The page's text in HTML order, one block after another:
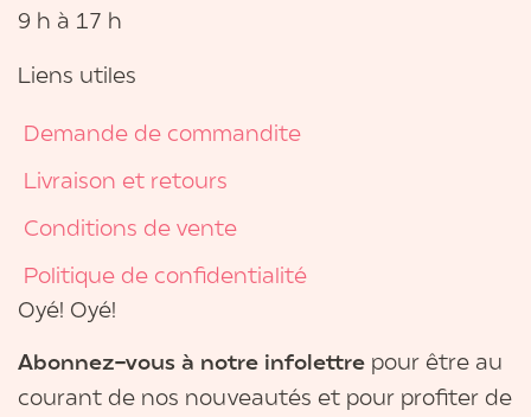
9 h à 17 h
Liens utiles
Demande de commandite
Livraison et retours
Conditions de vente
Politique de confidentialité
Oyé! Oyé!
Abonnez-vous à notre infolettre pour être au
courant de nos nouveautés et pour profiter de